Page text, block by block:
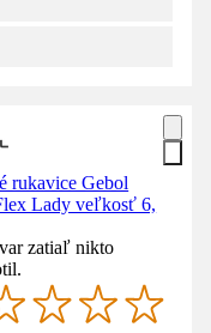
rukavice Gebol
Lady veľkosť 6,
zatiaľ nikto